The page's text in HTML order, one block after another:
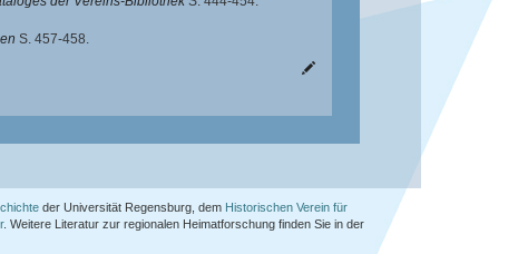
S. 457-458.
der Universität Regensburg, dem Historischen Verein für
. Weitere Literatur zur regionalen Heimatforschung finden Sie in der